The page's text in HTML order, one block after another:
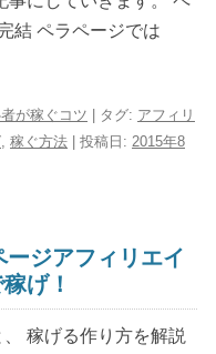
結 ペラページでは
が稼ぐコツ | タグ: アフィリ
, 稼ぐ方法 | 投稿日: 2015年8
ジアフィリエイ
げ！
稼げる作り方を解説